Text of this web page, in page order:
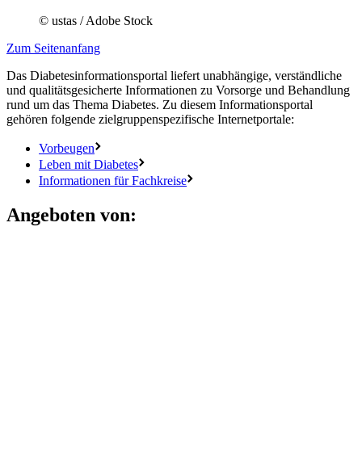
© ustas / Adobe Stock
Zum Seitenanfang
Das Diabetesinformationsportal liefert unabhängige, verständliche
und qualitätsgesicherte Informationen zu Vorsorge und Behandlung
rund um das Thema Diabetes. Zu diesem Informationsportal
gehören folgende zielgruppenspezifische Internetportale:
Vorbeugen
Leben mit Diabetes
Informationen für Fachkreise
Angeboten von: